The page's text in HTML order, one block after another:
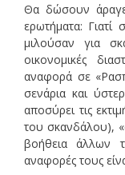
Θα δώσουν άραγε
ερωτήματα: Γιατί
μιλούσαν για
οικονομικές
αναφορά σε
σενάρια και
αποσύρει τις
του σκανδάλου),
βοήθεια άλλων
αναφορές τους